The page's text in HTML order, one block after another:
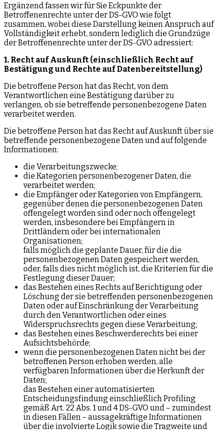
Ergänzend fassen wir für Sie Eckpunkte der
Betroffenenrechte unter der DS-GVO wie folgt
zusammen, wobei diese Darstellung keinen Anspruch auf
Vollständigkeit erhebt, sondern lediglich die Grundzüge
der Betroffenenrechte unter der DS-GVO adressiert:
1. Recht auf Auskunft (einschließlich Recht auf
Bestätigung und Rechte auf Datenbereitstellung)
Die betroffene Person hat das Recht, von dem
Verantwortlichen eine Bestätigung darüber zu
verlangen, ob sie betreffende personenbezogene Daten
verarbeitet werden.
Die betroffene Person hat das Recht auf Auskunft über sie
betreffende personenbezogene Daten und auf folgende
Informationen:
die Verarbeitungszwecke;
die Kategorien personenbezogener Daten, die
verarbeitet werden;
die Empfänger oder Kategorien von Empfängern,
gegenüber denen die personenbezogenen Daten
offengelegt worden sind oder noch offengelegt
werden, insbesondere bei Empfängern in
Drittländern oder bei internationalen
Organisationen;
falls möglich die geplante Dauer, für die die
personenbezogenen Daten gespeichert werden,
oder, falls dies nicht möglich ist, die Kriterien für die
Festlegung dieser Dauer;
das Bestehen eines Rechts auf Berichtigung oder
Löschung der sie betreffenden personenbezogenen
Daten oder auf Einschränkung der Verarbeitung
durch den Verantwortlichen oder eines
Widerspruchsrechts gegen diese Verarbeitung;
das Bestehen eines Beschwerderechts bei einer
Aufsichtsbehörde;
wenn die personenbezogenen Daten nicht bei der
betroffenen Person erhoben werden, alle
verfügbaren Informationen über die Herkunft der
Daten;
das Bestehen einer automatisierten
Entscheidungsfindung einschließlich Profiling
gemäß Art. 22 Abs. 1 und 4 DS-GVO und – zumindest
in diesen Fällen – aussagekräftige Informationen
über die involvierte Logik sowie die Tragweite und